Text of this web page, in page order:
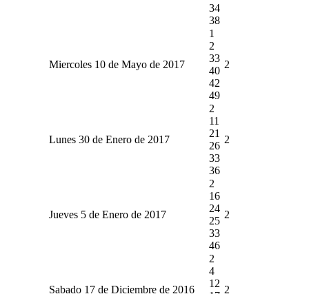
34
38
Miercoles 10 de Mayo de 2017
1
2
33
40
42
49
2
Lunes 30 de Enero de 2017
2
11
21
26
33
36
2
Jueves 5 de Enero de 2017
2
16
24
25
33
46
2
Sabado 17 de Diciembre de 2016
2
4
12
2